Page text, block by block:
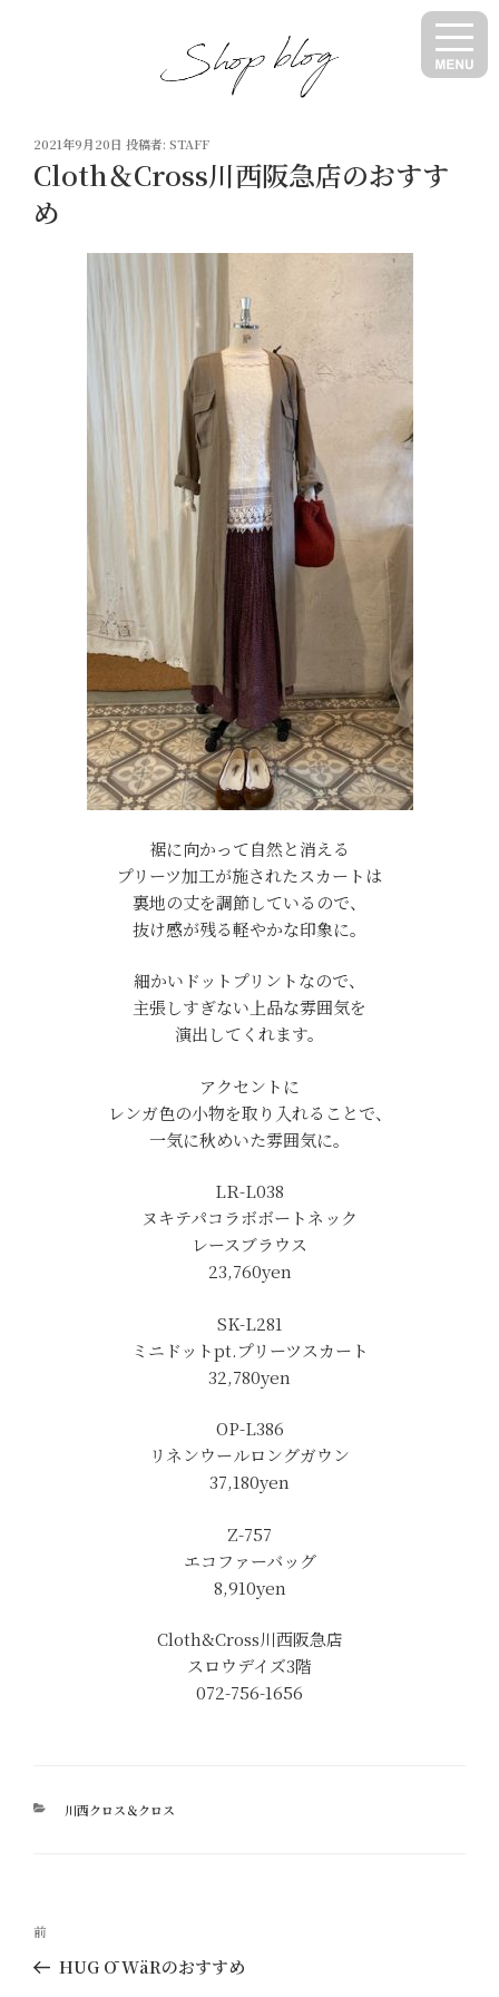
投
稿
日:
2021年9月20日 投稿者: STAFF
Cloth＆Cross川西阪急店のおすす
め
裾に向かって自然と消える
プリーツ加工が施されたスカートは
裏地の丈を調節しているので、
抜け感が残る軽やかな印象に。
細かいドットプリントなので、
主張しすぎない上品な雰囲気を
演出してくれます。
アクセントに
レンガ色の小物を取り入れることで、
一気に秋めいた雰囲気に。
LR-L038
ヌキテパコラボボートネック
レースブラウス
23,760yen
SK-L281
ミニドットpt.プリーツスカート
32,780yen
OP-L386
リネンウールロングガウン
37,180yen
Z-757
エコファーバッグ
8,910yen
Cloth&Cross川西阪急店
スロウデイズ3階
072-756-1656
カ
川西クロス＆クロス
投
ナ
過
去
前
HUG Ō WäRのおすすめ